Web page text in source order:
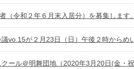
（令和２年６月末入居分）を募集します。
vo.15が２月23日（日）午後２時からめ
クール＠明舞団地（2020年3月20日(金・